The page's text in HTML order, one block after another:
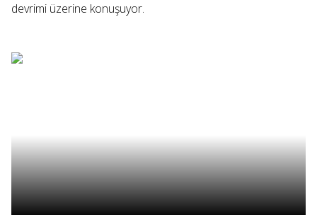
devrimi üzerine konuşuyor.